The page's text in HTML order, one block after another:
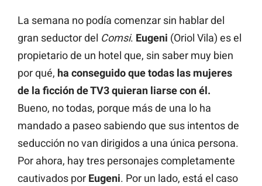
La semana no podía comenzar sin hablar del
gran seductor del Comsi. Eugeni (Oriol Vila) es el
propietario de un hotel que, sin saber muy bien
por qué, ha conseguido que todas las mujeres
de la ficción de TV3 quieran liarse con él.
Bueno, no todas, porque más de una lo ha
mandado a paseo sabiendo que sus intentos de
seducción no van dirigidos a una única persona.
Por ahora, hay tres personajes completamente
cautivados por Eugeni. Por un lado, está el caso